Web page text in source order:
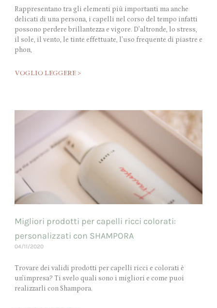
Rappresentano tra gli elementi più importanti ma anche
delicati di una persona, i capelli nel corso del tempo infatti
possono perdere brillantezza e vigore. D’altronde, lo stress,
il sole, il vento, le tinte effettuate, l’uso frequente di piastre e
phon,
VOGLIO LEGGERE >
Migliori prodotti per capelli ricci colorati:
personalizzati con SHAMPORA
04/11/2020
Trovare dei validi prodotti per capelli ricci e colorati è
un’impresa? Ti svelo quali sono i migliori e come puoi
realizzarli con Shampora.